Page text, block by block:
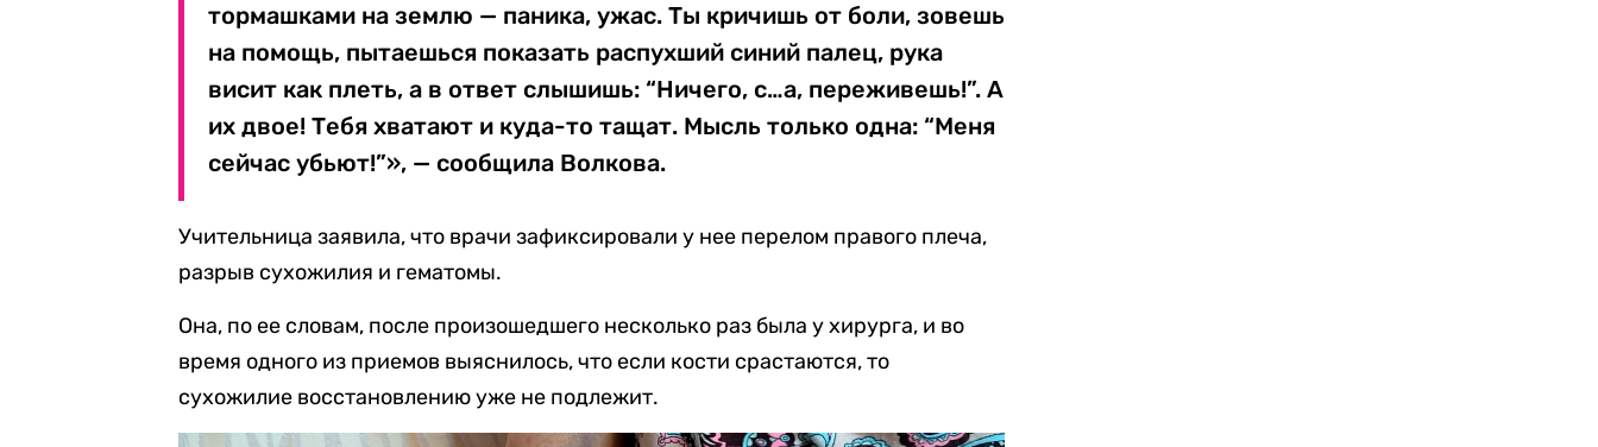
тормашками на землю — паника, ужас. Ты кричишь от боли, зовешь
на помощь, пытаешься показать распухший синий палец, рука
висит как плеть, а в ответ слышишь: “Ничего, с…а, переживешь!”. А
их двое! Тебя хватают и куда-то тащат. Мысль только одна: “Меня
сейчас убьют!”», — сообщила Волкова.
Учительница заявила, что врачи зафиксировали у нее перелом правого плеча,
разрыв сухожилия и гематомы.
Она, по ее словам, после произошедшего несколько раз была у хирурга, и во
время одного из приемов выяснилось, что если кости срастаются, то
сухожилие восстановлению уже не подлежит.